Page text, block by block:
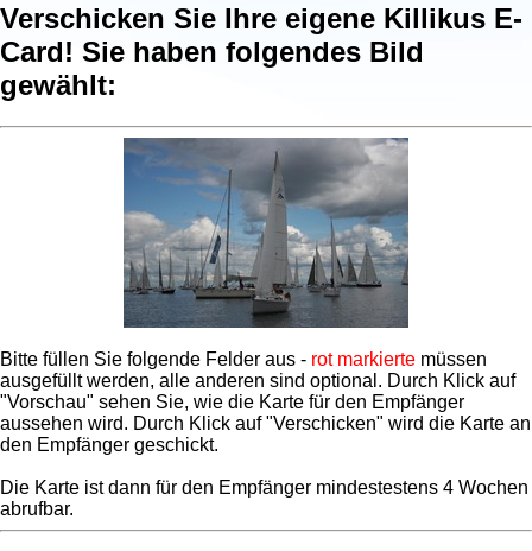
Verschicken Sie Ihre eigene Killikus E-
Card! Sie haben folgendes Bild
gewählt:
Bitte füllen Sie folgende Felder aus - rot markierte müssen
ausgefüllt werden, alle anderen sind optional. Durch Klick auf
"Vorschau" sehen Sie, wie die Karte für den Empfänger
aussehen wird. Durch Klick auf "Verschicken" wird die Karte an
den Empfänger geschickt.
Die Karte ist dann für den Empfänger mindestestens 4 Wochen
abrufbar.